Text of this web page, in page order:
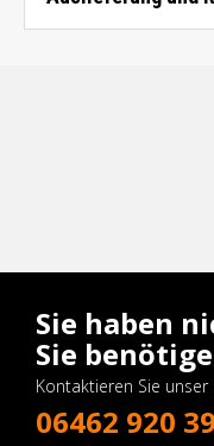
Sie haben
Sie
Kontaktieren Sie
06462 920